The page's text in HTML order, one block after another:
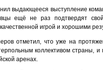
выдающееся выступление
ещё не раз подтвердят
игрой и хорошими
отметил, что уже на
коллективом страны, и
аренах.